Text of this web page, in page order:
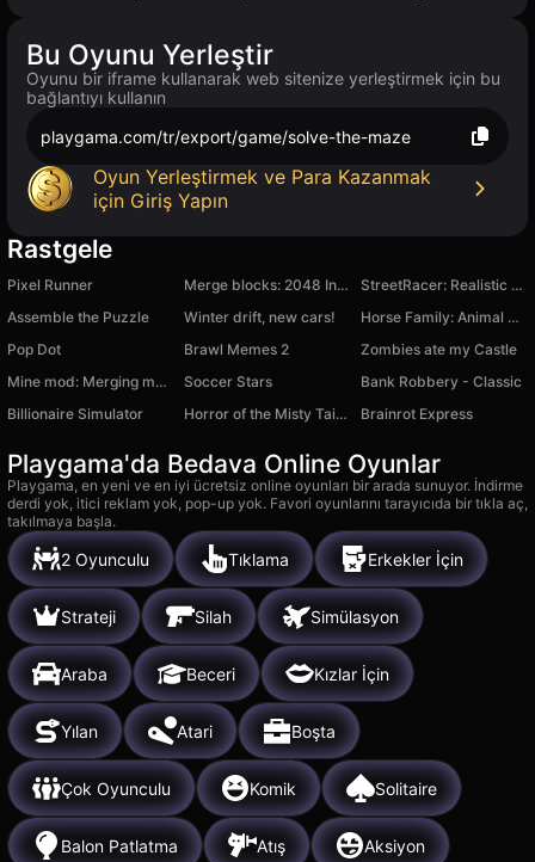
Bu Oyunu Yerleştir
Oyunu bir iframe kullanarak web sitenize yerleştirmek için bu
bağlantıyı kullanın
playgama.com/tr/export/game/solve-the-maze
Oyun Yerleştirmek ve Para Kazanmak
için Giriş Yapın
Rastgele
Pixel Runner Merge blocks: 2048 Infinite
StreetRacer: Realistic Destruction
Assemble the Puzzle
Winter drift, new cars!
Horse Family: Animal Simulator
Pop Dot
Brawl Memes 2
Zombies ate my Castle
Mine mod: Merging mobs
Soccer Stars
Bank Robbery - Classic
Billionaire Simulator
Horror of the Misty Taiga Brainrot Express
Playgama'da Bedava Online Oyunlar
Playgama, en yeni ve en iyi ücretsiz online oyunları bir arada sunuyor. İndirme
derdi yok, itici reklam yok, pop-up yok. Favori oyunlarını tarayıcıda bir tıkla aç,
takılmaya başla.
2 Oyunculu Tıklama Erkekler İçin
Strateji Silah Simülasyon
Araba Beceri Kızlar İçin
Yılan Atari Boşta
Çok Oyunculu Komik Solitaire
Balon Patlatma Atış Aksiyon